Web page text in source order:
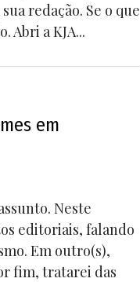
redação. Se o que
Abri a KJA...
em
Neste
editoriais, falando
Em outro(s),
fim, tratarei das